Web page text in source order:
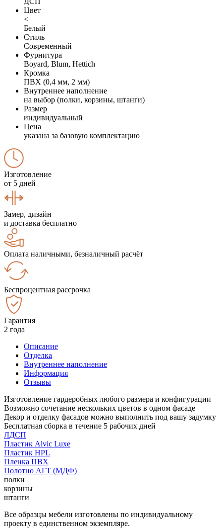
Цвет
<
Белый
Стиль
Современный
Фурнитура
Boyard, Blum, Hettich
Кромка
ПВХ (0,4 мм, 2 мм)
Внутреннее наполнение
на выбор (полки, корзины, штанги)
Размер
индивидуальный
Цена
указана за базовую комплектацию
Изготовление
от 5 дней
Замер, дизайн
и доставка бесплатно
Оплата наличными, безналичный расчёт
Беспроцентная рассрочка
Гарантия
2 года
Описание
Отделка
Внутреннее наполнение
Информация
Отзывы
Изготовление гардеробных любого размера и конфигурации
Возможно сочетание нескольких цветов в одном фасаде
Декор и отделку фасадов можно выполнить под вашу задумку
Бесплатная сборка в течение 5 рабочих дней
ЛДСП
Пластик Alvic Luxe
Пластик HPL
Пленка ПВХ
Полотно АГТ (МДФ)
полки
корзины
штанги
Все образцы мебели изготовлены по индивидуальному
проекту в единственном экземпляре.